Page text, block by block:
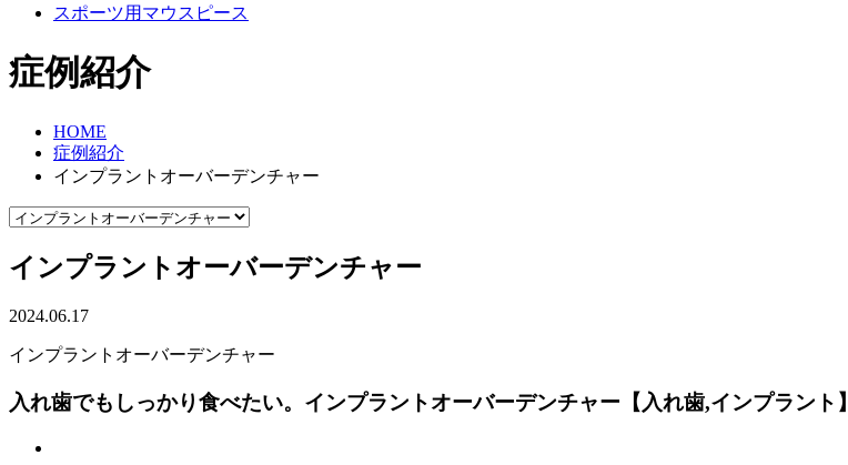
スポーツ用マウスピース
症例紹介
HOME
症例紹介
インプラントオーバーデンチャー
インプラントオーバーデンチャー
2024.06.17
インプラントオーバーデンチャー
入れ歯でもしっかり食べたい。インプラントオーバーデンチャー【入れ歯,インプラント】